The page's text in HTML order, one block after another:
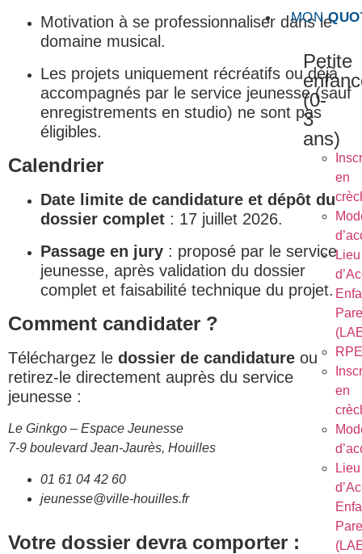
MON
Petite
(0-
3
ans)
en
Lieu
RPE
en
Lieu
Motivation à se professionnaliser dans le
domaine musical.
Les projets uniquement récréatifs ou déjà
accompagnés par le service jeunesse (sauf
enregistrements en studio) ne sont pas
éligibles.
Calendrier
Date limite de candidature et dépôt du
dossier complet : 17 juillet 2026.
Passage en jury : proposé par le service
jeunesse, après validation du dossier
complet et faisabilité technique du projet.
Comment candidater ?
Téléchargez le dossier de candidature ou
retirez-le directement auprès du service
jeunesse :
Le Ginkgo – Espace Jeunesse
7-9 boulevard Jean-Jaurès, Houilles
01 61 04 42 60
jeunesse@ville-houilles.fr
Votre dossier devra comporter :